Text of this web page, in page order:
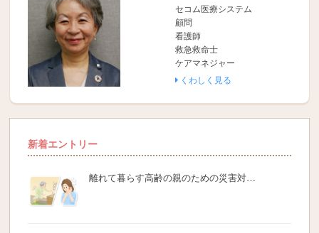
セコム医療システム
顧問
看護師
救急救命士
ケアマネジャー
くわしく見る
新着エントリー
離れて暮らす高齢の親のための災害対…